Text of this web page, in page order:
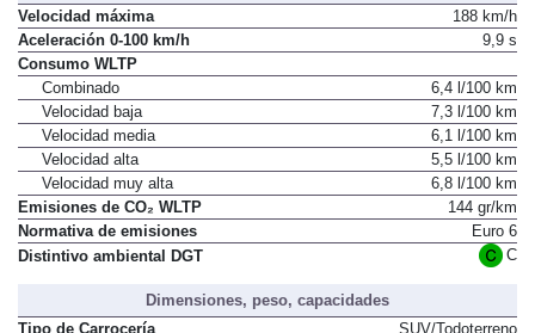
Velocidad máxima
188 km/h
Aceleración 0-100 km/h
9,9 s
Consumo WLTP
Combinado
6,4 l/100 km
Velocidad baja
7,3 l/100 km
Velocidad media
6,1 l/100 km
Velocidad alta
5,5 l/100 km
Velocidad muy alta
6,8 l/100 km
Emisiones de CO₂ WLTP
144 gr/km
Normativa de emisiones
Euro 6
Distintivo ambiental DGT
C
Dimensiones, peso, capacidades
Tipo de Carrocería
SUV/Todoterreno